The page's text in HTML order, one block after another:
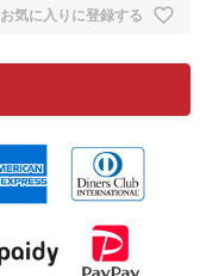
お気に入りに登録する